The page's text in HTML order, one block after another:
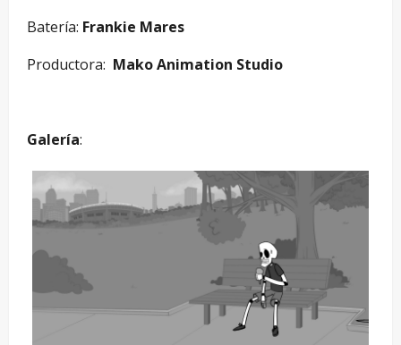
Batería: Frankie Mares
Productora: Mako Animation Studio
Galería: